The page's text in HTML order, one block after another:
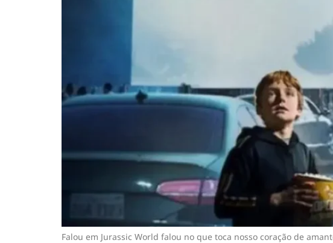
Falou em Jurassic World falou no que toca nosso coração de